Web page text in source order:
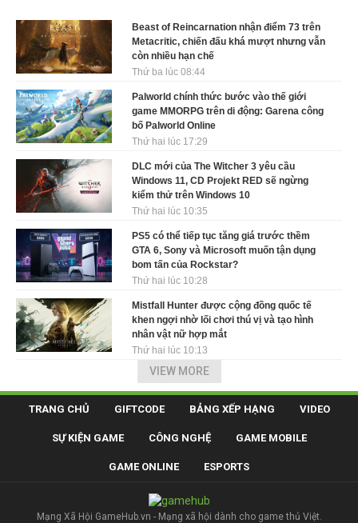
Beast of Reincarnation nhận điểm 73 trên
Metacritic, chiến đấu khá mượt nhưng vẫn
còn nhiều hạn chế
Thứ ba lúc 08:44
Palworld chính thức bước vào thế giới
game MMORPG trên di động: Garena công
bố Palworld Online
Thứ hai lúc 17:29
DLC mới của The Witcher 3 yêu cầu
Windows 11, CD Projekt RED sẽ ngừng
kiểm thử trên Windows 10
Thứ hai lúc 10:35
PS5 có thể tiếp tục tăng giá trước thềm
GTA 6, Sony và Microsoft muốn tận dụng
bom tấn của Rockstar?
Thứ hai lúc 10:28
Mistfall Hunter được cộng đồng quốc tế
khen ngợi nhờ lối chơi thú vị và tạo hình
nhân vật nữ hợp mắt
Thứ hai lúc 10:13
VIEW MORE
TRANG CHỦ GIFTCODE BẢNG XẾP HẠNG VIDEO
SỰ KIỆN GAME CÔNG NGHỆ GAME MOBILE
GAME ONLINE ESPORTS
Mạng Xã Hội GameHub.vn - Mạng xã hội dành cho game thủ Việt.